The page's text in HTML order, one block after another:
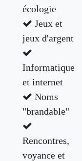
écologie
Jeux et
jeux d'argent
Informatique
et internet
Noms
"brandable"
Rencontres,
voyance et